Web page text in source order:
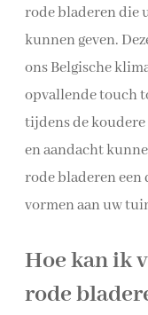
rode bladeren die
kunnen geven.
ons Belgische
opvallende touch
tijdens de
en aandacht
rode bladeren
vormen aan uw
Hoe kan ik
rode